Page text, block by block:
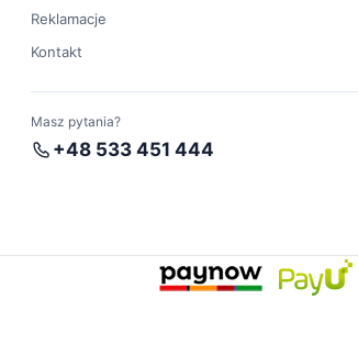
Reklamacje
Kontakt
Masz pytania?
+48 533 451 444